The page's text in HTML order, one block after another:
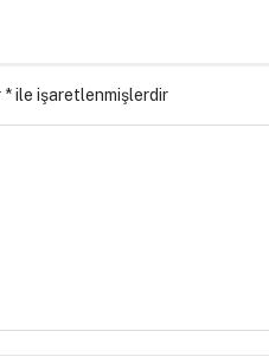
*ile işaretlenmişlerdir